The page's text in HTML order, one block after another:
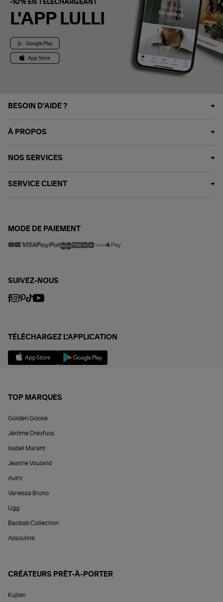
-10% EN TÉLÉCHARGEANT
L'APP LULLI
BESOIN D'AIDE ?
À PROPOS
NOS SERVICES
SERVICE CLIENT
MODE DE PAIEMENT
SUIVEZ-NOUS
TÉLÉCHARGEZ L'APPLICATION
TOP MARQUES
Golden Goose
Jérôme Dreyfuss
Isabel Marant
Jeanne Vouland
Autry
Vanessa Bruno
Ugg
Baobab Collection
Assouline
CRÉATEURS PRÊT-À-PORTER
Kujten